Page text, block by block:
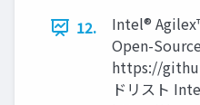
12.
Intel®
Open-
https://
ドリスト